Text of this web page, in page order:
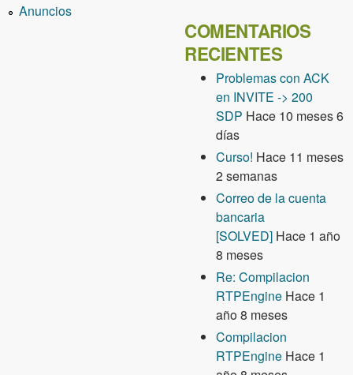
Anuncios
COMENTARIOS
RECIENTES
Problemas con ACK
en INVITE -> 200
SDP Hace 10 meses 6
días
Curso! Hace 11 meses
2 semanas
Correo de la cuenta
bancaria
[SOLVED] Hace 1 año
8 meses
Re: Compilacion
RTPEngine Hace 1
año 8 meses
Compilacion
RTPEngine Hace 1